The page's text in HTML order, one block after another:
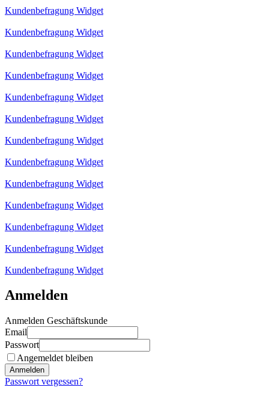
Kundenbefragung Widget
Kundenbefragung Widget
Kundenbefragung Widget
Kundenbefragung Widget
Kundenbefragung Widget
Kundenbefragung Widget
Kundenbefragung Widget
Kundenbefragung Widget
Kundenbefragung Widget
Kundenbefragung Widget
Kundenbefragung Widget
Kundenbefragung Widget
Kundenbefragung Widget
Anmelden
Anmelden Geschäftskunde
Email
Passwort
Angemeldet bleiben
Anmelden
Passwort vergessen?